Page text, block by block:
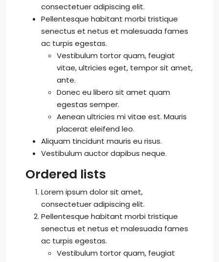
consectetuer adipiscing elit.
Pellentesque habitant morbi tristique
senectus et netus et malesuada fames
ac turpis egestas.
Vestibulum tortor quam, feugiat
vitae, ultricies eget, tempor sit amet,
ante.
Donec eu libero sit amet quam
egestas semper.
Aenean ultricies mi vitae est. Mauris
placerat eleifend leo.
Aliquam tincidunt mauris eu risus.
Vestibulum auctor dapibus neque.
Ordered lists
Lorem ipsum dolor sit amet,
consectetuer adipiscing elit.
Pellentesque habitant morbi tristique
senectus et netus et malesuada fames
ac turpis egestas.
Vestibulum tortor quam, feugiat